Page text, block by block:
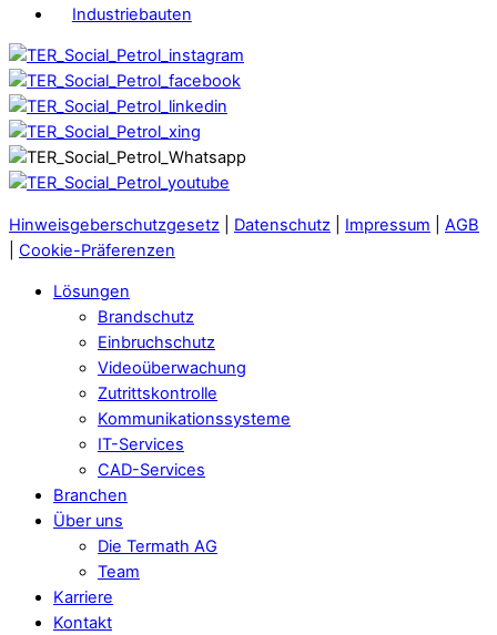
Industriebauten
Hinweisgeberschutzgesetz Datenschutz Impressum
AGB
Cookie-Präferenzen
Lösungen
Brandschutz
Einbruchschutz
Videoüberwachung
Zutrittskontrolle
Kommunikationssysteme
IT-Services
CAD-Services
Branchen
Über uns
Die Termath AG
Team
Karriere
Kontakt